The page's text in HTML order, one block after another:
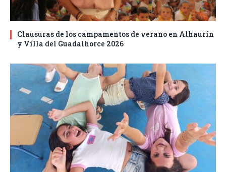
Clausuras de los campamentos de verano en Alhaurín
y Villa del Guadalhorce 2026